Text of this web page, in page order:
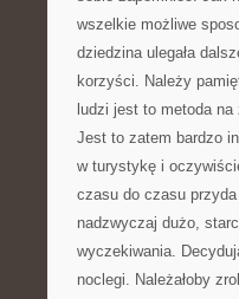
wszelkie możliwe
dziedzina ulegała
korzyści. Należy
ludzi jest to metoda
Jest to zatem bardzo
w turystykę i
czasu do czasu
nadzwyczaj dużo,
wyczekiwania.
noclegi. Należałoby